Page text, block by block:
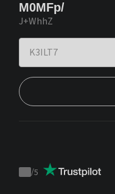
M0MFp/
J+WhhZ
Trustpilot
/5